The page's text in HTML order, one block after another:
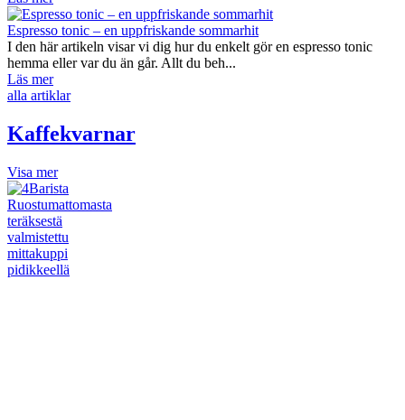
Espresso tonic – en uppfriskande sommarhit
I den här artikeln visar vi dig hur du enkelt gör en espresso tonic
hemma eller var du än går. Allt du beh...
Läs mer
alla artiklar
Kaffekvarnar
Visa mer